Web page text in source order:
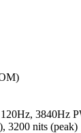
3840Hz
3200 nits (peak)